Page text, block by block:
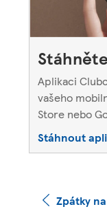
Aplikaci
vašeho
Store nebo
Stáhnout
Zpátky